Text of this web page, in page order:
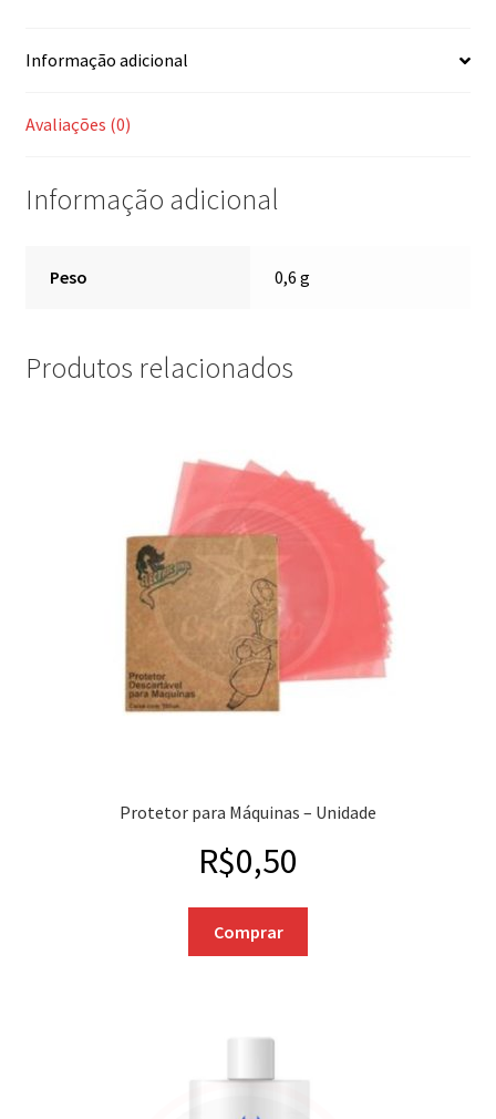
Informação adicional
Avaliações (0)
Informação adicional
Peso 0,6 g
Produtos relacionados
Protetor para Máquinas – Unidade
R$0,50
Comprar